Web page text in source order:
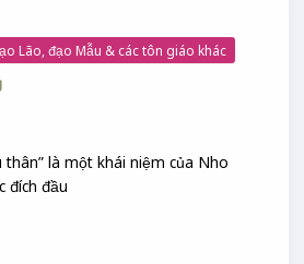
Lão, đạo Mẫu & các tôn giáo khác
thân” là một khái niệm của Nho
đích đầu